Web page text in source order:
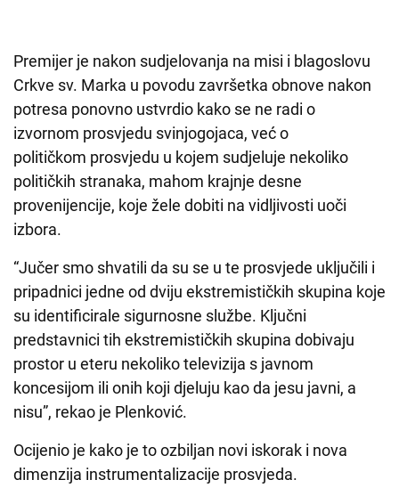
Premijer je nakon sudjelovanja na misi i blagoslovu
Crkve sv. Marka u povodu završetka obnove nakon
potresa ponovno ustvrdio kako se ne radi o
izvornom prosvjedu svinjogojaca, već o
političkom prosvjedu u kojem sudjeluje nekoliko
političkih stranaka, mahom krajnje desne
provenijencije, koje žele dobiti na vidljivosti uoči
izbora.
“Jučer smo shvatili da su se u te prosvjede uključili i
pripadnici jedne od dviju ekstremističkih skupina koje
su identificirale sigurnosne službe. Ključni
predstavnici tih ekstremističkih skupina dobivaju
prostor u eteru nekoliko televizija s javnom
koncesijom ili onih koji djeluju kao da jesu javni, a
nisu”, rekao je Plenković.
Ocijenio je kako je to ozbiljan novi iskorak i nova
dimenzija instrumentalizacije prosvjeda.